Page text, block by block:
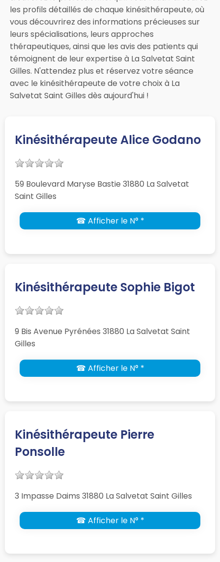
les profils détaillés de chaque kinésithérapeute, où
vous découvrirez des informations précieuses sur
leurs spécialisations, leurs approches
thérapeutiques, ainsi que les avis des patients qui
témoignent de leur expertise à La Salvetat Saint
Gilles. N'attendez plus et réservez votre séance
avec le kinésithérapeute de votre choix à La
Salvetat Saint Gilles dès aujourd'hui !
Kinésithérapeute Alice Godano
59 Boulevard Maryse Bastie 31880 La Salvetat
Saint Gilles
☎ Afficher le N° *
Kinésithérapeute Sophie Bigot
9 Bis Avenue Pyrénées 31880 La Salvetat Saint
Gilles
☎ Afficher le N° *
Kinésithérapeute Pierre
Ponsolle
3 Impasse Daims 31880 La Salvetat Saint Gilles
☎ Afficher le N° *